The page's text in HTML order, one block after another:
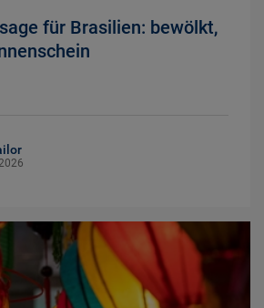
für Brasilien: bewölkt,